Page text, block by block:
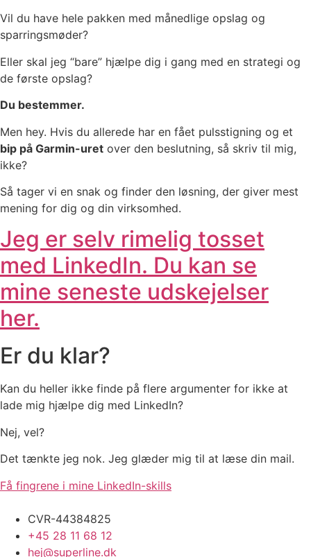
Vil du have hele pakken med månedlige opslag og
sparringsmøder?
Eller skal jeg “bare” hjælpe dig i gang med en strategi og
de første opslag?
Du bestemmer.
Men hey. Hvis du allerede har en fået pulsstigning og et
bip på Garmin-uret over den beslutning, så skriv til mig,
ikke?
Så tager vi en snak og finder den løsning, der giver mest
mening for dig og din virksomhed.
Jeg er selv rimelig tosset
med LinkedIn. Du kan se
mine seneste udskejelser
her.
Er du klar?
Kan du heller ikke finde på flere argumenter for ikke at
lade mig hjælpe dig med LinkedIn?
Nej, vel?
Det tænkte jeg nok. Jeg glæder mig til at læse din mail.
Få fingrene i mine LinkedIn-skills
CVR-44384825
+45 28 11 68 12
hej@superline.dk